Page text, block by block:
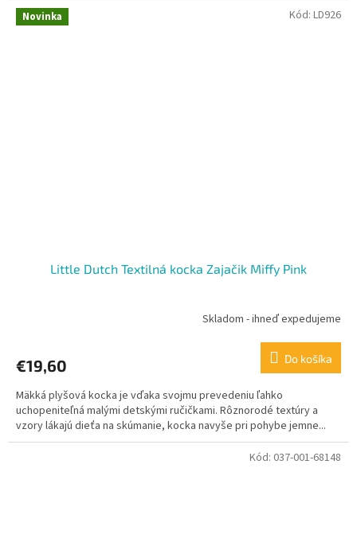
Novinka
Little Dutch Textilná kocka Zajačik Miffy Pink
Skladom - ihneď expedujeme
€19,60 Do košíka
Mäkká plyšová kocka je vďaka svojmu prevedeniu ľahko
uchopeniteľná malými detskými ručičkami. Rôznorodé textúry a
vzory lákajú dieťa na skúmanie, kocka navyše pri pohybe jemne...
Kód: LD926
Kód: 037-001-68148